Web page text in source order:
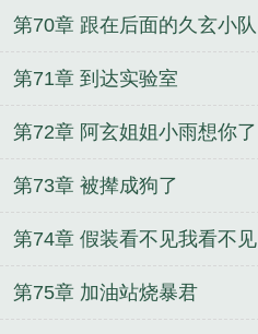
第70章 跟在后面的久玄小队
第71章 到达实验室
第72章 阿玄姐姐小雨想你了
第73章 被撵成狗了
第74章 假装看不见我看不见
第75章 加油站烧暴君